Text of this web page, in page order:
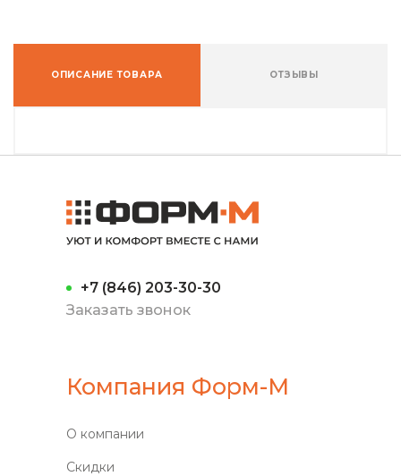
ОПИСАНИЕ ТОВАРА ОТЗЫВЫ
+7 (846) 203-30-30
Заказать звонок
Компания Форм-М
О компании
Скидки